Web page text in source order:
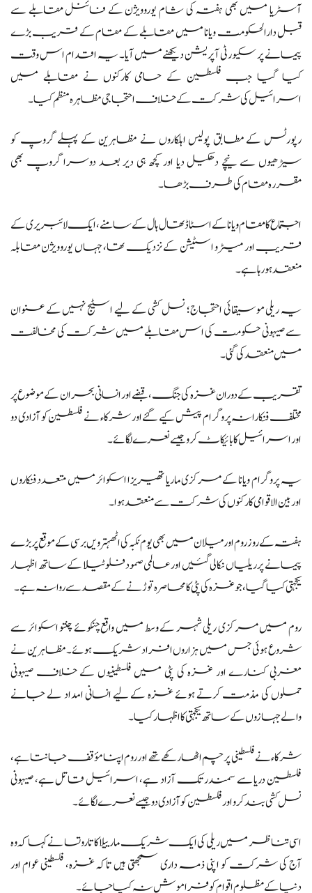
آسٹریا میں بھی ہفتہ کی شام یوروویژن کے فائنل مقابلے سے
قبل دارالحکومت ویانا میں مقابلے کے مقام کے قریب بڑے
پیمانے پر سکیورٹی آپریشن دیکھنے میں آیا۔ یہ اقدام اس وقت
کیا گیا جب فلسطین کے حامی کارکنوں نے مقابلے میں
اسرائیل کی شرکت کے خلاف احتجاجی مظاہرہ منظم کیا۔
رپورٹس کے مطابق پولیس اہلکاروں نے مظاہرین کے پہلے گروپ کو
سیڑھیوں سے نیچے دھکیل دیا اور کچھ ہی دیر بعد دوسرا گروپ بھی
مقررہ مقام کی طرف بڑھا۔
اجتماع کا مقام ویانا کے اسٹاڈتھال ہال کے سامنے، ایک لائبریری کے
قریب اور میٹرو اسٹیشن کے نزدیک تھا، جہاں یوروویژن مقابلہ
منعقد ہو رہا ہے۔
یہ ریلی موسیقائی احتجاج؛ نسل کشی کے لیے اسٹیج نہیں کے عنوان
سے صیہونی حکومت کی اس مقابلے میں شرکت کی مخالفت
میں منعقد کی گئی۔
تقریب کے دوران غزہ کی جنگ، قبضے اور انسانی بحران کے موضوع پر
مختلف فنکارانہ پروگرام پیش کیے گئے اور شرکاء نے فلسطین کو آزادی دو
اور اسرائیل کا بائیکاٹ کرو جیسے نعرے لگائے۔
یہ پروگرام ویانا کے مرکزی ماریا تھیریزا اسکوائر میں متعدد فنکاروں
اور بین الاقوامی کارکنوں کی شرکت سے منعقد ہوا۔
ہفتہ کے روز روم اور میلان میں بھی یوم نکبہ کی اٹھہترویں برسی کے موقع پر بڑے
پیمانے پر ریلیاں نکالی گئیں اور عالمی صمود فلوٹیلا کے ساتھ اظہار
یکجہتی کیا گیا، جو غزہ کی پٹی کا محاصرہ توڑنے کے مقصد سے روانہ ہے۔
روم میں مرکزی ریلی شہر کے وسط میں واقع چنکوئے چنتو اسکوائر سے
شروع ہوئی جس میں ہزاروں افراد شریک ہوئے۔ مظاہرین نے
مغربی کنارے اور غزہ کی پٹی میں فلسطینیوں کے خلاف صیہونی
حملوں کی مذمت کرتے ہوئے غزہ کے لیے انسانی امداد لے جانے
والے جہازوں کے ساتھ یکجہتی کا اظہار کیا۔
شرکاء نے فلسطینی پرچم اٹھا رکھے تھے اور روم اپنا مؤقف جانتا ہے،
فلسطین دریا سے سمندر تک آزاد ہے، اسرائیل قاتل ہے، صیہونی
نسل کشی بند کرو اور فلسطین کو آزادی دو جیسے نعرے لگائے۔
اسی تناظر میں ریلی کی ایک شریک مارییلا کاتاروتسا نے کہا کہ وہ
آج کی شرکت کو اپنی ذمہ داری سمجھتی ہیں تاکہ غزہ، فلسطینی عوام اور
دنیا کے مظلوم اقوام کو فراموش نہ کیا جائے۔